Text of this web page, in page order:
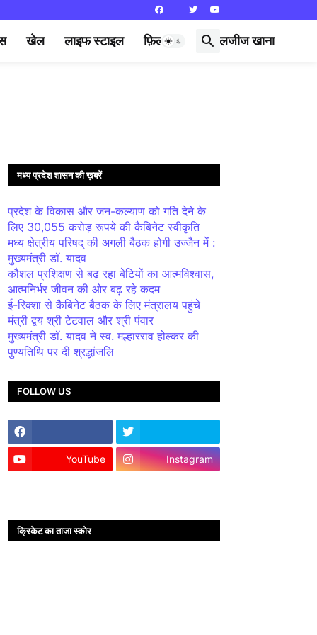
खेल लाइफ स्टाइल फ़िल्मी दुनिया लजीज खाना
मध्य प्रदेश शासन की ख़बरें
प्रदेश के विकास और जन-कल्याण को गति देने के
लिए 30,055 करोड़ रूपये की कैबिनेट स्वीकृति
मध्य क्षेत्रीय परिषद् की अगली बैठक होगी उज्जैन में :
मुख्यमंत्री डॉ. यादव
कौशल प्रशिक्षण से बढ़ रहा बेटियों का आत्मविश्वास,
आत्मनिर्भर जीवन की ओर बढ़ रहे कदम
ई-रिक्शा से कैबिनेट बैठक के लिए मंत्रालय पहुंचे
मंत्री द्वय श्री टेटवाल और श्री पंवार
मुख्यमंत्री डॉ. यादव ने स्व. मल्हारराव होल्कर की
पुण्यतिथि पर दी श्रद्धांजलि
FOLLOW US
YouTube Instagram
क्रिकेट का ताजा स्कोर